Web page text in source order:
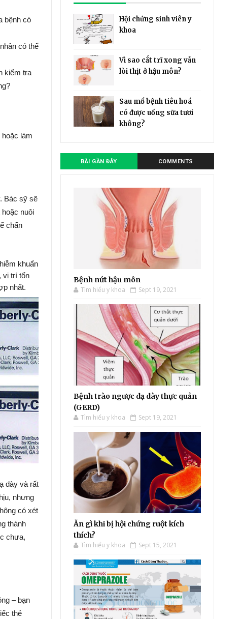
bệnh có
có thể
kiểm tra
làm
Bác sỹ sẽ
nuôi
chẩn
khuẩn
vị trí tổn
nhất.
dày và rất
nhưng
có xét
thành
chưa,
– bạn
thẻ
Hội chứng sinh viên y
khoa
Vì sao cắt trĩ xong vẫn
lòi thịt ở hậu môn?
Sau mổ bệnh tiêu hoá
có được uống sữa tươi
không?
BÀI GẦN ĐÂY COMMENTS
Bệnh nứt hậu môn
Tìm hiểu y khoa Sept 19, 2021
Bệnh trào ngược dạ dày thực quản
(GERD)
Tìm hiểu y khoa Sept 19, 2021
Ăn gì khi bị hội chứng ruột kích
thích?
Tìm hiểu y khoa Sept 15, 2021